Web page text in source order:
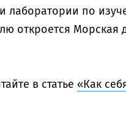
лаборатории по
откроется Морская
в статье «Как